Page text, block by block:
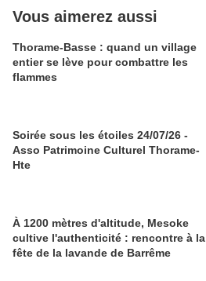
Vous aimerez aussi
Thorame-Basse : quand un village
entier se lève pour combattre les
flammes
Soirée sous les étoiles 24/07/26 -
Asso Patrimoine Culturel Thorame-
Hte
À 1200 mètres d'altitude, Mesoke
cultive l'authenticité : rencontre à la
fête de la lavande de Barrême